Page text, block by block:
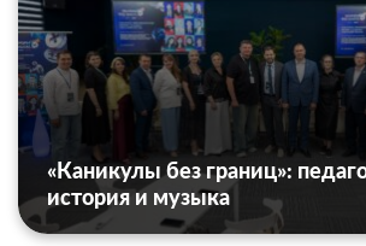
«Каникулы без границ»:
история и музыка